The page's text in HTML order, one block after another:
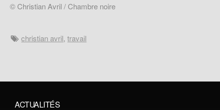
© Christian Avril / Chambre noire
christian avril,travail
ACTUALITÉS